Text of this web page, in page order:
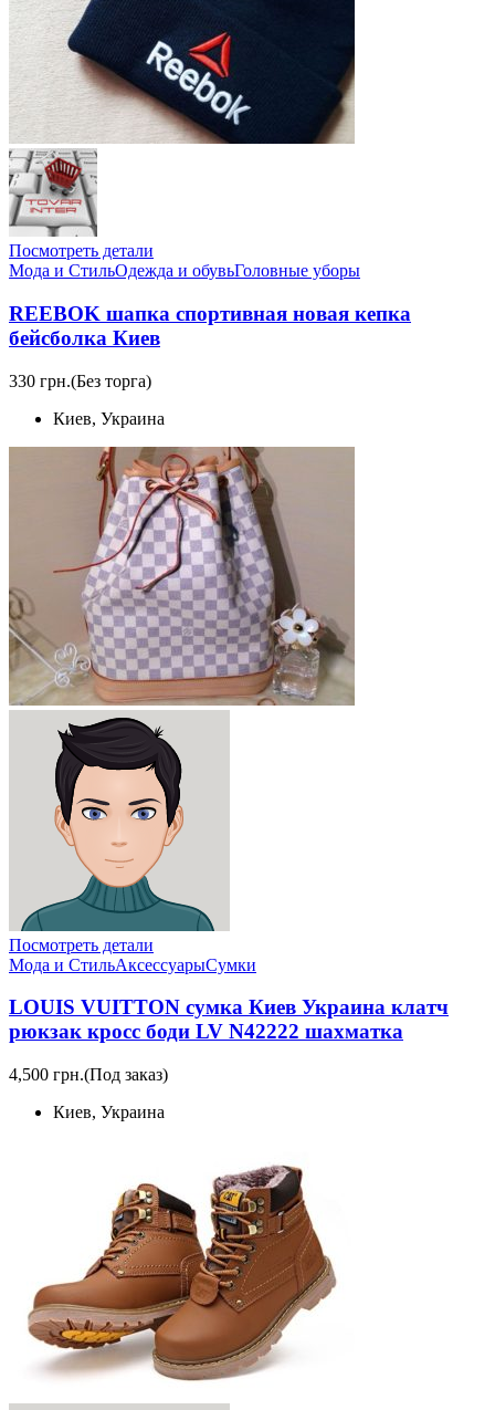
Посмотреть детали
Мода и СтильОдежда и обувьГоловные уборы
REEBOK шапка спортивная новая кепка
бейсболка Киев
330 грн.(Без торга)
Киев, Украина
Посмотреть детали
Мода и СтильАксессуарыСумки
LOUIS VUITTON сумка Киев Украина клатч
рюкзак кросс боди LV N42222 шахматка
4,500 грн.(Под заказ)
Киев, Украина